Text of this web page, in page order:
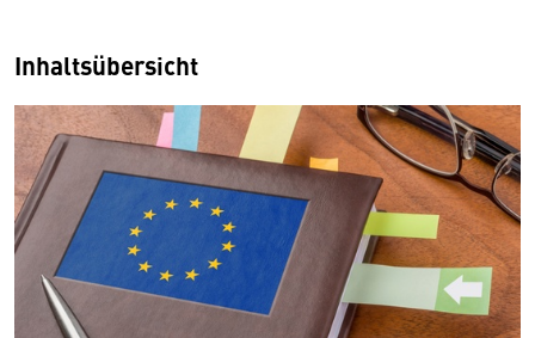
Inhaltsübersicht